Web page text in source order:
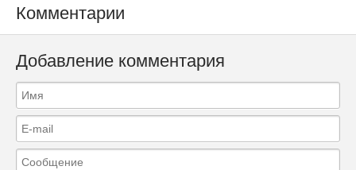
Комментарии
Добавление комментария